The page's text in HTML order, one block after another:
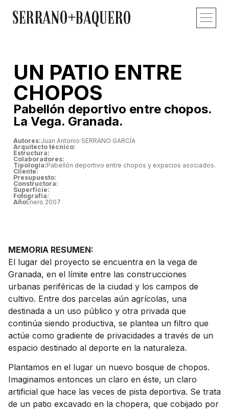
UN PATIO ENTRE
CHOPOS
Pabellón deportivo entre chopos.
La Vega. Granada.
Autores:Juan Antonio SERRANO GARCÍA
Arquitecto técnico:
Estructura:
Colaboradores:
Tipología:Pabellón deportivo entre chopos y expacios asociados.
Cliente:
Presupuesto:
Constructora:
Superficie:
Fotografía:
AñoEnero 2007
MEMORIA RESUMEN:
El lugar del proyecto se encuentra en la vega de
Granada, en el límite entre las construcciones
urbanas periféricas de la ciudad y los campos de
cultivo. Entre dos parcelas aún agrícolas, una
destinada a un uso público y otra privada que
continúa siendo productiva, se plantea un filtro que
actúe como gradiente de privacidades a través de un
espacio destinado al deporte en la naturaleza.
Plantamos en el lugar un nuevo bosque de chopos.
Imaginamos entonces un claro en éste, un claro
artificial que hace las veces de pista deportiva. Se trata
de un patio excavado en la chopera, que cobijado por